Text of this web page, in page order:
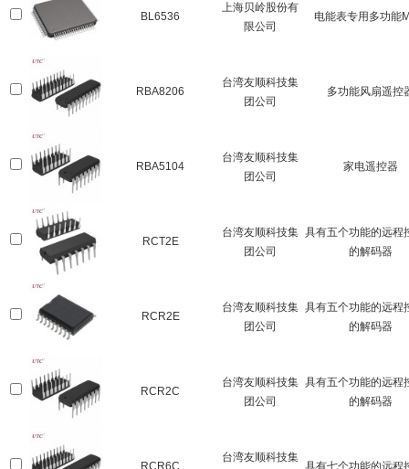
BL6536
上海贝岭股份有
限公司
电能表专用多功能
RBA8206
台湾友顺科技集
团公司
多功能风扇遥控
RBA5104
台湾友顺科技集
团公司
家电遥控器
RCT2E
台湾友顺科技集
团公司
具有五个功能的远程
的解码器
RCR2E
台湾友顺科技集
团公司
具有五个功能的远程
的解码器
RCR2C
台湾友顺科技集
团公司
具有五个功能的远程
的解码器
RCR6C
台湾友顺科技集
具有七个功能的远程